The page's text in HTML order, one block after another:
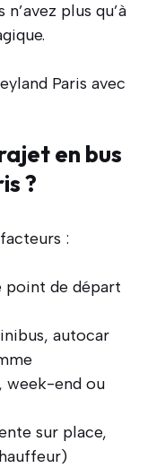
plus qu’à
en bus
?
:
point de départ
autocar
week-end ou
sur place,